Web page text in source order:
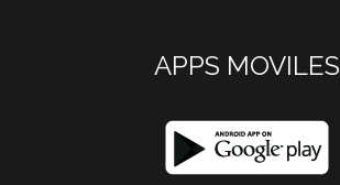
APPS MOVILES